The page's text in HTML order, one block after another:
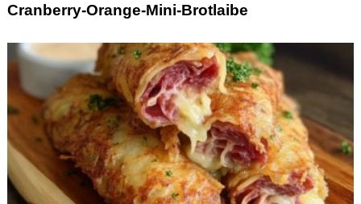
Cranberry-Orange-Mini-Brotlaibe